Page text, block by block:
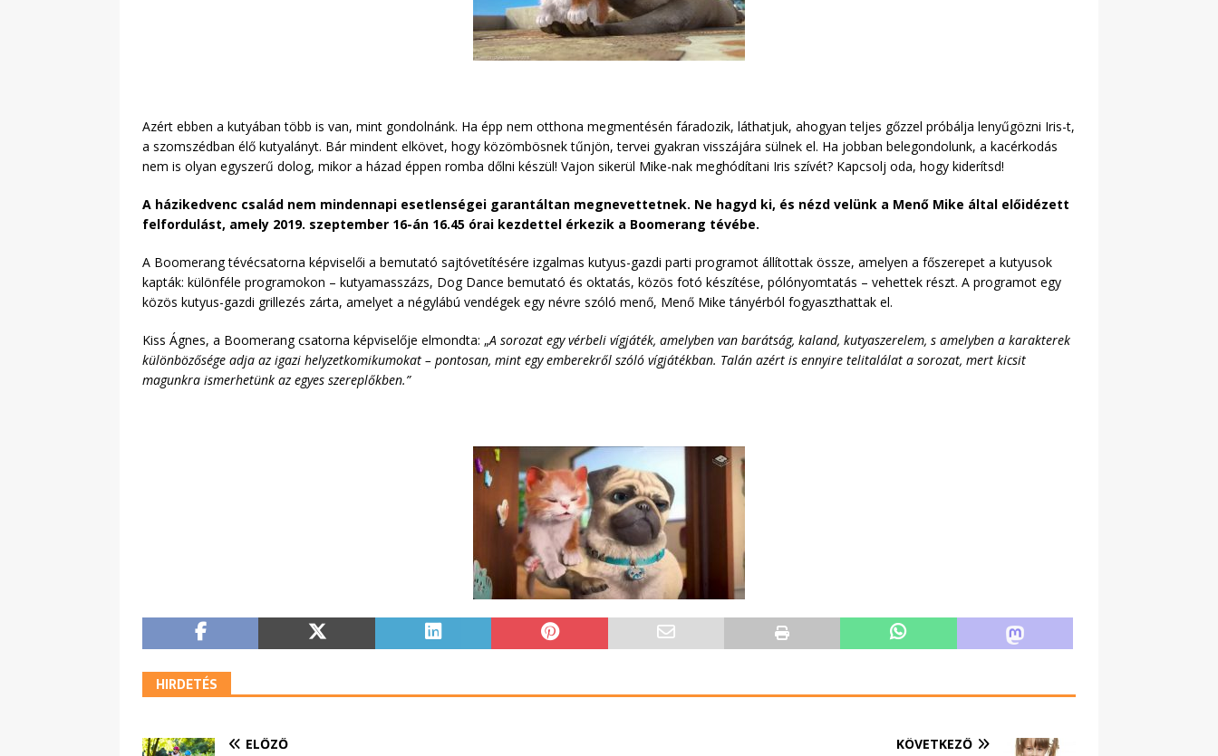
Azért ebben a kutyában több is van, mint gondolnánk. Ha épp nem otthona megmentésén fáradozik, láthatjuk, ahogyan teljes gőzzel próbálja lenyűgözni Iris-t,
a szomszédban élő kutyalányt. Bár mindent elkövet, hogy közömbösnek tűnjön, tervei gyakran visszájára sülnek el. Ha jobban belegondolunk, a kacérkodás
nem is olyan egyszerű dolog, mikor a házad éppen romba dőlni készül! Vajon sikerül Mike-nak meghódítani Iris szívét? Kapcsolj oda, hogy kiderítsd!
A házikedvenc család nem mindennapi esetlenségei garantáltan megnevettetnek. Ne hagyd ki, és nézd velünk a Menő Mike által előidézett
felfordulást, amely 2019. szeptember 16-án 16.45 órai kezdettel érkezik a Boomerang tévébe.
A Boomerang tévécsatorna képviselői a bemutató sajtóvetítésére izgalmas kutyus-gazdi parti programot állítottak össze, amelyen a főszerepet a kutyusok
kapták: különféle programokon – kutyamasszázs, Dog Dance bemutató és oktatás, közös fotó készítése, pólónyomtatás – vehettek részt. A programot egy
közös kutyus-gazdi grillezés zárta, amelyet a négylábú vendégek egy névre szóló menő, Menő Mike tányérból fogyaszthattak el.
Kiss Ágnes, a Boomerang csatorna képviselője elmondta: „A sorozat egy vérbeli vígjáték, amelyben van barátság, kaland, kutyaszerelem, s amelyben a karakterek
különbözősége adja az igazi helyzetkomikumokat – pontosan, mint egy emberekről szóló vígjátékban. Talán azért is ennyire telitalálat a sorozat, mert kicsit
magunkra ismerhetünk az egyes szereplőkben.”
HIRDETÉS
ELŐZŐ KÖVETKEZŐ